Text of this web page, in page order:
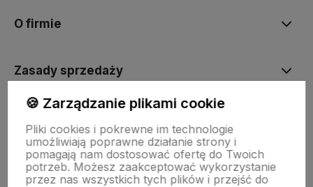
O firmie
Zasady sprzedaży
Inne
🍪 Zarządzanie plikami cookie
Pliki cookies i pokrewne im technologie
umożliwiają poprawne działanie strony i
pomagają nam dostosować ofertę do Twoich
potrzeb. Możesz zaakceptować wykorzystanie
przez nas wszystkich tych plików i przejść do